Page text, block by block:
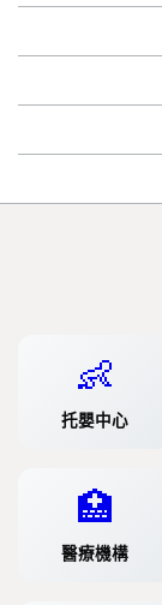
👶
托嬰中心
🏥
醫療機構